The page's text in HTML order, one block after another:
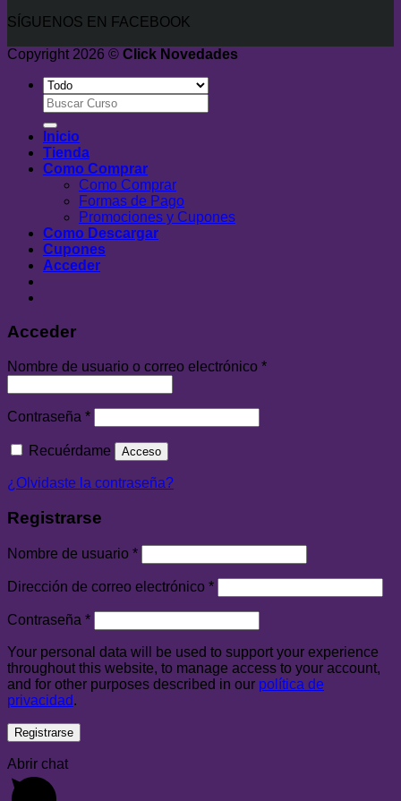
SÍGUENOS EN FACEBOOK
Copyright 2026 © Click Novedades
Buscar
por:
Inicio
Tienda
Como Comprar
Como Comprar
Formas de Pago
Promociones y Cupones
Como Descargar
Cupones
Acceder
Acceder
Nombre de usuario o correo electrónico *
Contraseña *
Recuérdame Acceso
¿Olvidaste la contraseña?
Registrarse
Nombre de usuario *
Dirección de correo electrónico *
Contraseña *
Your personal data will be used to support your experience
throughout this website, to manage access to your account,
and for other purposes described in our política de
privacidad.
Registrarse
Abrir chat